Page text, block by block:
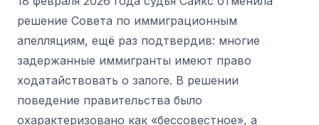
решение Совета по иммиграционным
апелляциям, ещё раз подтвердив: многие
задержанные иммигранты имеют право
ходатайствовать о залоге. В решении
поведение правительства было
охарактеризовано как «бессовестное», а